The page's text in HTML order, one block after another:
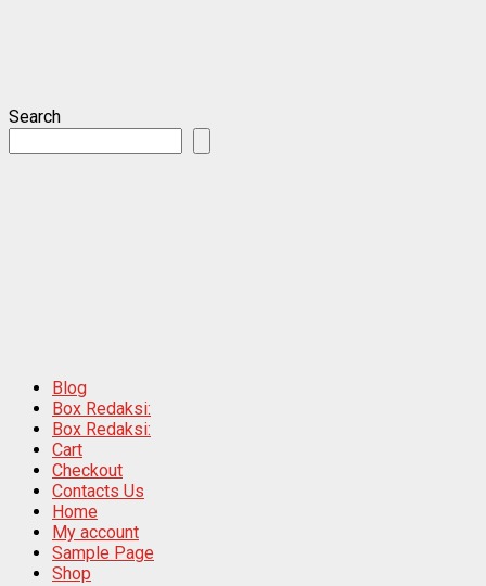
Search
Blog
Box Redaksi:
Box Redaksi:
Cart
Checkout
Contacts Us
Home
My account
Sample Page
Shop